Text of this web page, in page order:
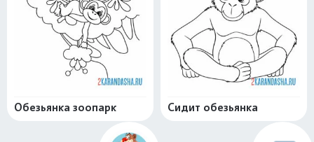
Обезьянка зоопарк Сидит обезьянка